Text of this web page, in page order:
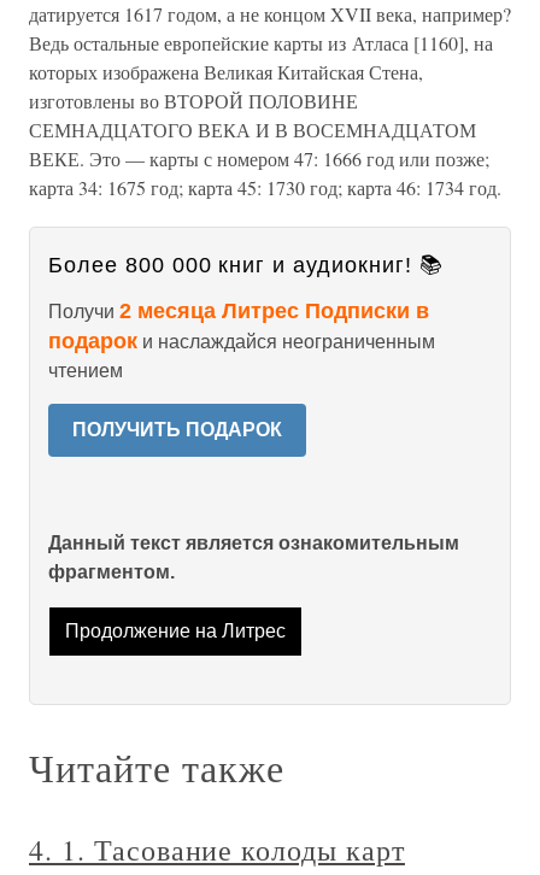
датируется 1617 годом, а не концом XVII века, например?
Ведь остальные европейские карты из Атласа [1160], на
которых изображена Великая Китайская Стена,
изготовлены во ВТОРОЙ ПОЛОВИНЕ
СЕМНАДЦАТОГО ВЕКА И В ВОСЕМНАДЦАТОМ
ВЕКЕ. Это — карты с номером 47: 1666 год или позже;
карта 34: 1675 год; карта 45: 1730 год; карта 46: 1734 год.
Более 800 000 книг и аудиокниг! 📚
Получи 2 месяца Литрес Подписки в
подарок и наслаждайся неограниченным
чтением
ПОЛУЧИТЬ ПОДАРОК
Данный текст является ознакомительным
фрагментом.
Продолжение на Литрес
Читайте также
4. 1. Тасование колоды карт